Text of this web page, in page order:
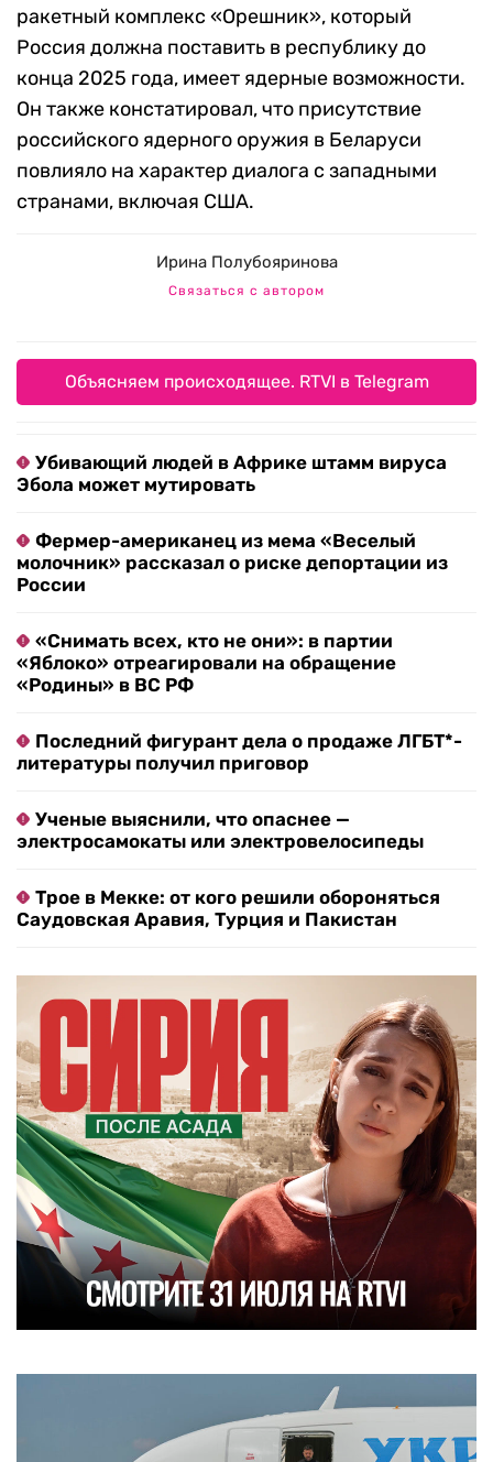
ракетный комплекс «Орешник», который
Россия должна поставить в республику до
конца 2025 года, имеет ядерные возможности.
Он также констатировал, что присутствие
российского ядерного оружия в Беларуси
повлияло на характер диалога с западными
странами, включая США.
Ирина Полубояринова
Связаться с автором
Объясняем происходящее. RTVI в Telegram
Убивающий людей в Африке штамм вируса
Эбола может мутировать
Фермер-американец из мема «Веселый
молочник» рассказал о риске депортации из
России
«Снимать всех, кто не они»: в партии
«Яблоко» отреагировали на обращение
«Родины» в ВС РФ
Последний фигурант дела о продаже ЛГБТ*-
литературы получил приговор
Ученые выяснили, что опаснее —
электросамокаты или электровелосипеды
Трое в Мекке: от кого решили обороняться
Саудовская Аравия, Турция и Пакистан